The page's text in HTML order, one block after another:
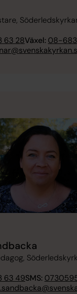
63 28Växel: 08-
63 49SMS: